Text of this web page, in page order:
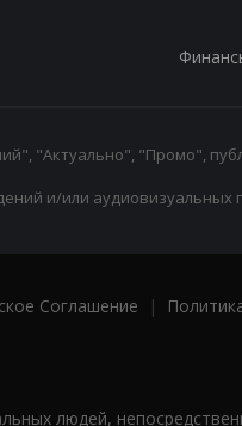
"Актуально", "Промо",
и/или аудиовизуальных
Соглашение |
людей,